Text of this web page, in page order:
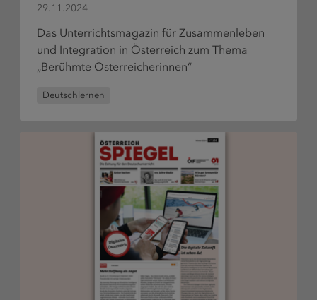
29.11.2024
Das Unterrichtsmagazin für Zusammenleben
und Integration in Österreich zum Thema
„Berühmte Österreicherinnen“
Deutschlernen